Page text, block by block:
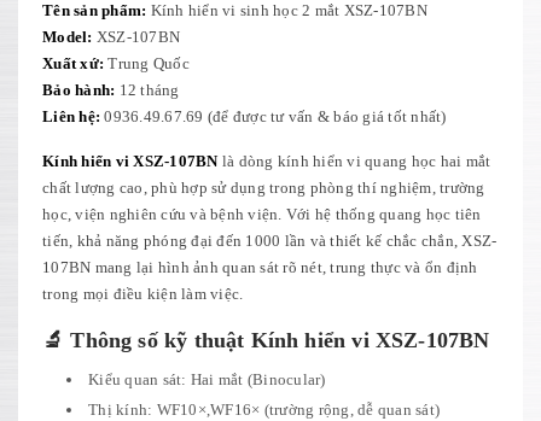
Tên sản phẩm: Kính hiển vi sinh học 2 mắt XSZ-107BN
Model: XSZ-107BN
Xuất xứ: Trung Quốc
Bảo hành: 12 tháng
Liên hệ: 0936.49.67.69 (để được tư vấn & báo giá tốt nhất)
Kính hiển vi XSZ-107BNlà dòng kính hiển vi quang học hai mắt
chất lượng cao, phù hợp sử dụng trong phòng thí nghiệm, trường
học, viện nghiên cứu và bệnh viện. Với hệ thống quang học tiên
tiến, khả năng phóng đại đến 1000 lần và thiết kế chắc chắn, XSZ-
107BN mang lại hình ảnh quan sát rõ nét, trung thực và ổn định
trong mọi điều kiện làm việc.
🔬 Thông số kỹ thuật Kính hiển vi XSZ-107BN
Kiểu quan sát: Hai mắt (Binocular)
Thị kính: WF10×,WF16× (trường rộng, dễ quan sát)